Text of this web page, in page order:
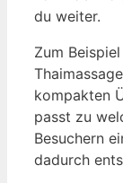
du weiter.
Zum
kompakten
passt zu
Besuchern
dadurch